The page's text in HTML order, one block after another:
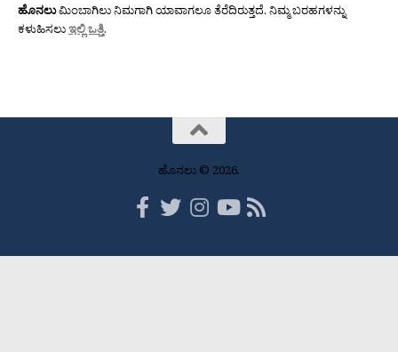
ಹೊನಲುಮಿಂಬಾಗಿಲು ನಿಮಗಾಗಿ ಯಾವಾಗಲೂ ತೆರೆದಿರುತ್ತದೆ. ನಿಮ್ಮ ಬರಹಗಳನ್ನು
ಕಳುಹಿಸಲುಇಲ್ಲಿ ಒತ್ತಿ.
ಹೊನಲು © 2026.